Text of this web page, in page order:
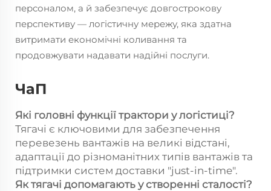
персоналом, а й забезпечує довгострокову
перспективу — логістичну мережу, яка здатна
витримати економічні коливання та
продовжувати надавати надійні послуги.
ЧаП
Які головні функції трактори у логістиці?
Тягачі є ключовими для забезпечення
перевезень вантажів на великі відстані,
адаптації до різноманітних типів вантажів та
підтримки систем доставки "just-in-time".
Як тягачі допомагають у створенні сталості?